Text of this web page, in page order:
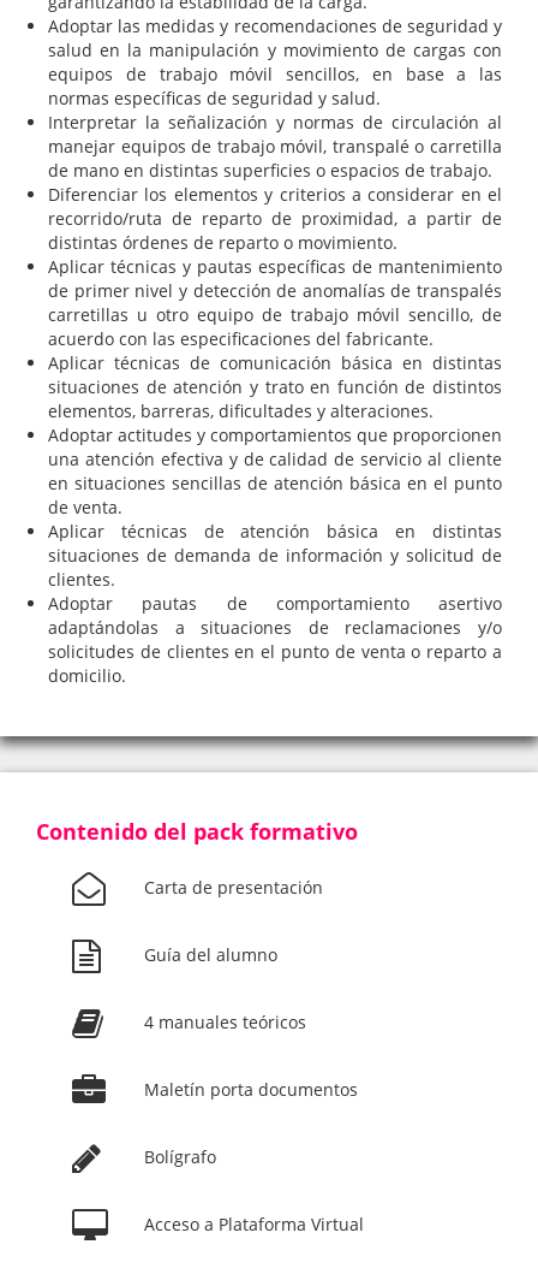
Adoptar las medidas y recomendaciones de seguridad y
salud en la manipulación y movimiento de cargas con
equipos de trabajo móvil sencillos, en base a las
normas específicas de seguridad y salud.
Interpretar la señalización y normas de circulación al
manejar equipos de trabajo móvil, transpalé o carretilla
de mano en distintas superficies o espacios de trabajo.
Diferenciar los elementos y criterios a considerar en el
recorrido/ruta de reparto de proximidad, a partir de
distintas órdenes de reparto o movimiento.
Aplicar técnicas y pautas específicas de mantenimiento
de primer nivel y detección de anomalías de transpalés
carretillas u otro equipo de trabajo móvil sencillo, de
acuerdo con las especificaciones del fabricante.
Aplicar técnicas de comunicación básica en distintas
situaciones de atención y trato en función de distintos
elementos, barreras, dificultades y alteraciones.
Adoptar actitudes y comportamientos que proporcionen
una atención efectiva y de calidad de servicio al cliente
en situaciones sencillas de atención básica en el punto
de venta.
Aplicar técnicas de atención básica en distintas
situaciones de demanda de información y solicitud de
clientes.
Adoptar pautas de comportamiento asertivo
adaptándolas a situaciones de reclamaciones y/o
solicitudes de clientes en el punto de venta o reparto a
domicilio.
Contenido del pack formativo
Carta de presentación
Guía del alumno
4 manuales teóricos
Maletín porta documentos
Bolígrafo
Acceso a Plataforma Virtual